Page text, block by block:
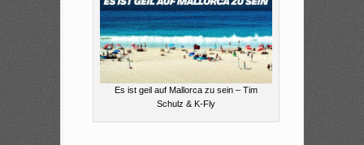
Es ist geil auf Mallorca zu sein – Tim
Schulz & K-Fly